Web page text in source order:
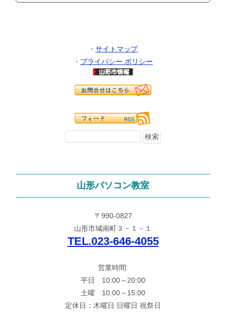
・ サイトマップ
・ プライバシー ポリシー
山形パソコン教室
〒990-0827
山形市城南町３－１－１
TEL.023-646-4055
営業時間:
平日 10:00～20:00
土曜 10:00～15:00
定休日：木曜日 日曜日 祝祭日